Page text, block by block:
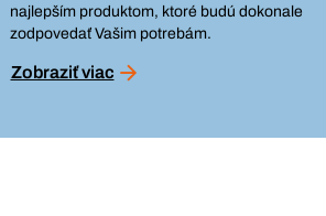
najlepším produktom, ktoré budú dokonale
zodpovedať Vašim potrebám.
Zobraziť viac